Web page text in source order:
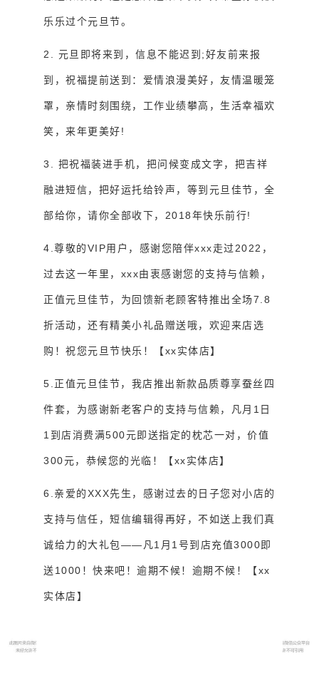
乐乐过个元旦节。
2. 元旦即将来到，信息不能迟到;好友前来报
到，祝福提前送到：爱情浪漫美好，友情温暖笼
罩，亲情时刻围绕，工作业绩攀高，生活幸福欢
笑，来年更美好!
3. 把祝福装进手机，把问候变成文字，把吉祥
融进短信，把好运托给铃声，等到元旦佳节，全
部给你，请你全部收下，2018年快乐前行!
4.尊敬的VIP用户，感谢您陪伴xxx走过2022，
过去这一年里，xxx由衷感谢您的支持与信赖，
正值元旦佳节，为回馈新老顾客特推出全场7.8
折活动，还有精美小礼品赠送哦，欢迎来店选
购！祝您元旦节快乐！【xx实体店】
5.正值元旦佳节，我店推出新款品质尊享蚕丝四
件套，为感谢新老客户的支持与信赖，凡月1日
1到店消费满500元即送指定的枕芯一对，价值
300元，恭候您的光临！【xx实体店】
6.亲爱的XXX先生，感谢过去的日子您对小店的
支持与信任，短信编辑得再好，不如送上我们真
诚给力的大礼包——凡1月1号到店充值3000即
送1000！快来吧！逾期不候！逾期不候！【xx
实体店】